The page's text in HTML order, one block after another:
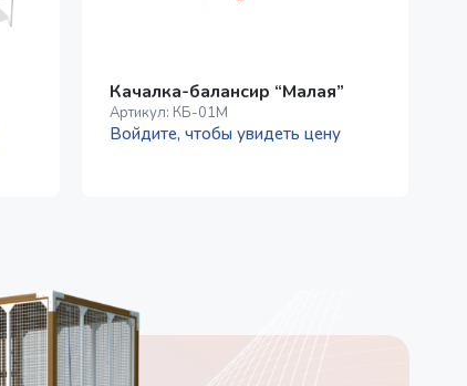
Качалка-балансир “Малая”
Артикул: КБ-01М
Войдите, чтобы увидеть цену